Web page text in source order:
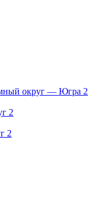
округ — Югра 2
2
2